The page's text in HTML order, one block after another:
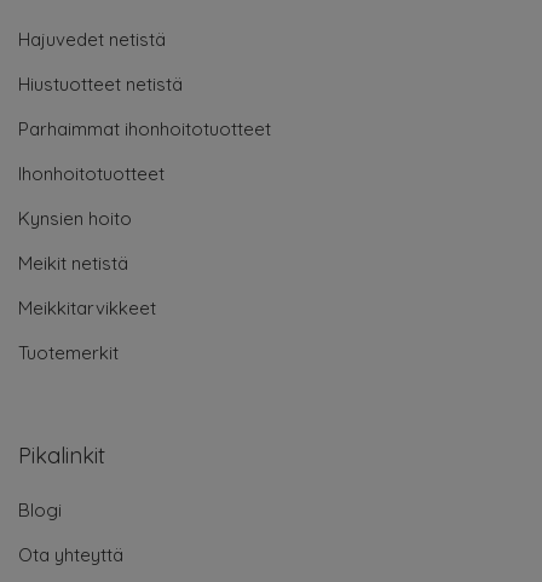
Hajuvedet netistä
Hiustuotteet netistä
Parhaimmat ihonhoitotuotteet
Ihonhoitotuotteet
Kynsien hoito
Meikit netistä
Meikkitarvikkeet
Tuotemerkit
Pikalinkit
Blogi
Ota yhteyttä